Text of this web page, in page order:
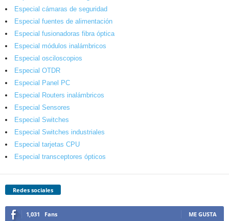
Especial cámaras de seguridad
Especial fuentes de alimentación
Especial fusionadoras fibra óptica
Especial módulos inalámbricos
Especial osciloscopios
Especial OTDR
Especial Panel PC
Especial Routers inalámbricos
Especial Sensores
Especial Switches
Especial Switches industriales
Especial tarjetas CPU
Especial transceptores ópticos
Redes sociales
1,031 Fans ME GUSTA